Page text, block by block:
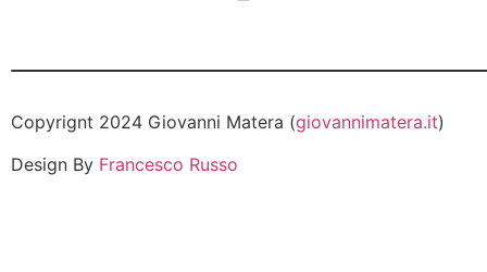
Copyrignt 2024 Giovanni Matera (giovannimatera.it)
Design By Francesco Russo